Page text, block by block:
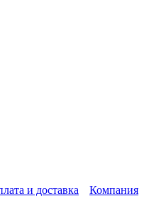
и доставка Компания